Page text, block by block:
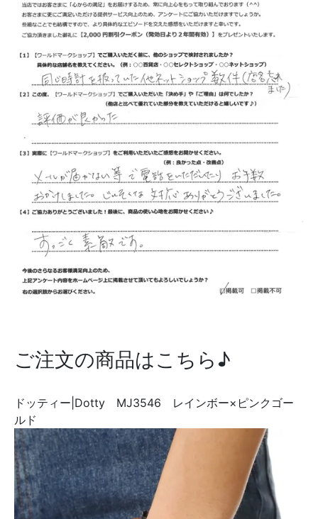
ご注文の商品はこちら♪
ドッティー|Dotty MJ3546 レインボー×ピンクゴー
ルド